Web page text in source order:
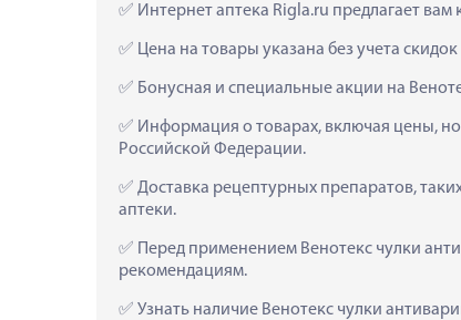
Интернет аптека Rigla.ru предлагает
Цена на товары указана без учета
Бонусная и специальные акции на
Информация о товарах, включая цены,
Российской Федерации.
Доставка рецептурных препаратов,
аптеки.
Перед применением Венотекс чулки
рекомендациям.
Узнать наличие Венотекс чулки